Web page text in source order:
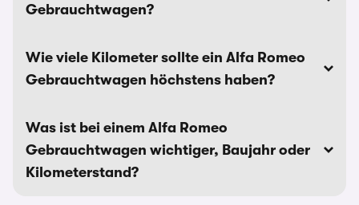
Gebrauchtwagen?
Wie viele Kilometer sollte ein Alfa Romeo
Gebrauchtwagen höchstens haben?
Was ist bei einem Alfa Romeo
Gebrauchtwagen wichtiger, Baujahr oder
Kilometerstand?